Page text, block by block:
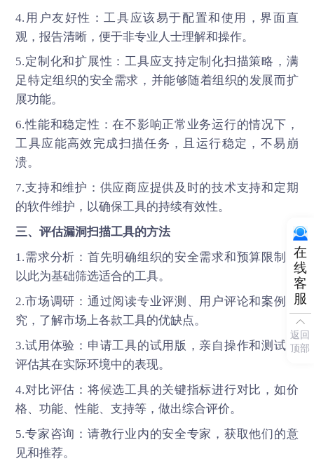
4.用户友好性：工具应该易于配置和使用，界面直
观，报告清晰，便于非专业人士理解和操作。
5.定制化和扩展性：工具应支持定制化扫描策略，满
足特定组织的安全需求，并能够随着组织的发展而扩
展功能。
6.性能和稳定性：在不影响正常业务运行的情况下，
工具应能高效完成扫描任务，且运行稳定，不易崩
溃。
7.支持和维护：供应商应提供及时的技术支持和定期
的软件维护，以确保工具的持续有效性。
三、评估漏洞扫描工具的方法
1.需求分析：首先明确组织的安全需求和预算限制，
以此为基础筛选适合的工具。
2.市场调研：通过阅读专业评测、用户评论和案例研
究，了解市场上各款工具的优缺点。
3.试用体验：申请工具的试用版，亲自操作和测试，
评估其在实际环境中的表现。
4.对比评估：将候选工具的关键指标进行对比，如价
格、功能、性能、支持等，做出综合评价。
5.专家咨询：请教行业内的安全专家，获取他们的意
见和推荐。
在
线
客
服
返回
顶部